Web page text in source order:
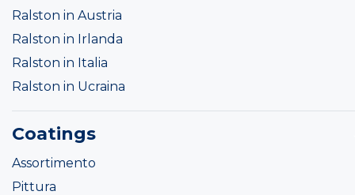
Ralston in Austria
Ralston in Irlanda
Ralston in Italia
Ralston in Ucraina
Coatings
Assortimento
Pittura